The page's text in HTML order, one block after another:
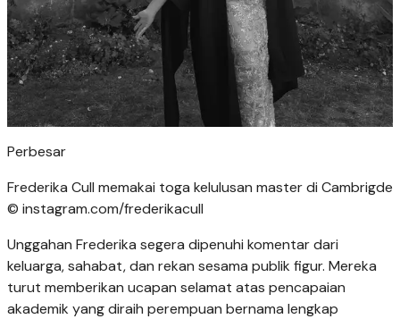
Perbesar
Frederika Cull memakai toga kelulusan master di Cambrigde
© instagram.com/frederikacull
Unggahan Frederika segera dipenuhi komentar dari
keluarga, sahabat, dan rekan sesama publik figur. Mereka
turut memberikan ucapan selamat atas pencapaian
akademik yang diraih perempuan bernama lengkap